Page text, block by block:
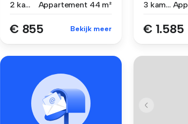
2 kamers
Appartement 44 m²
€ 855 Bekijk meer
3 kamers
€ 1.585